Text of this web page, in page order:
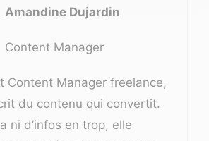
Amandine Dujardin
Content Manager
Content Manager freelance,
du contenu qui convertit.
ni d’infos en trop, elle